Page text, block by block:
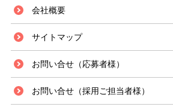
会社概要
サイトマップ
お問い合せ（応募者様）
お問い合せ（採用ご担当者様）